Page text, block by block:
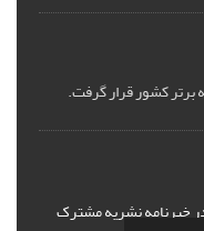
کشور قرار گرفت.
خبرنامه نشریه مشترک